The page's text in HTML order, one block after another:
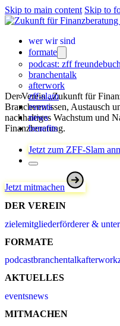
Skip to main content Skip to
wer wir sind
formate
podcast: zff freundebuch
branchentalk
afterwork
zff-slam
events
news
benefits
Jetzt zum ZFF-Slam
Der Verein „Zukunft für
Branchenwissen, Austausch
nachhaltiges Wachstum und
Finanzberatung.
Jetzt mitmachen
DER VEREIN
zielemitgliederförderer &
FORMATE
podcastbranchentalkafterwork
AKTUELLES
eventsnews
MITMACHEN